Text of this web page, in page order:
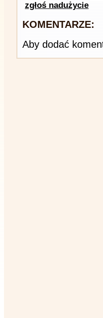
zgłoś nadużycie
KOMENTARZE:
Aby dodać